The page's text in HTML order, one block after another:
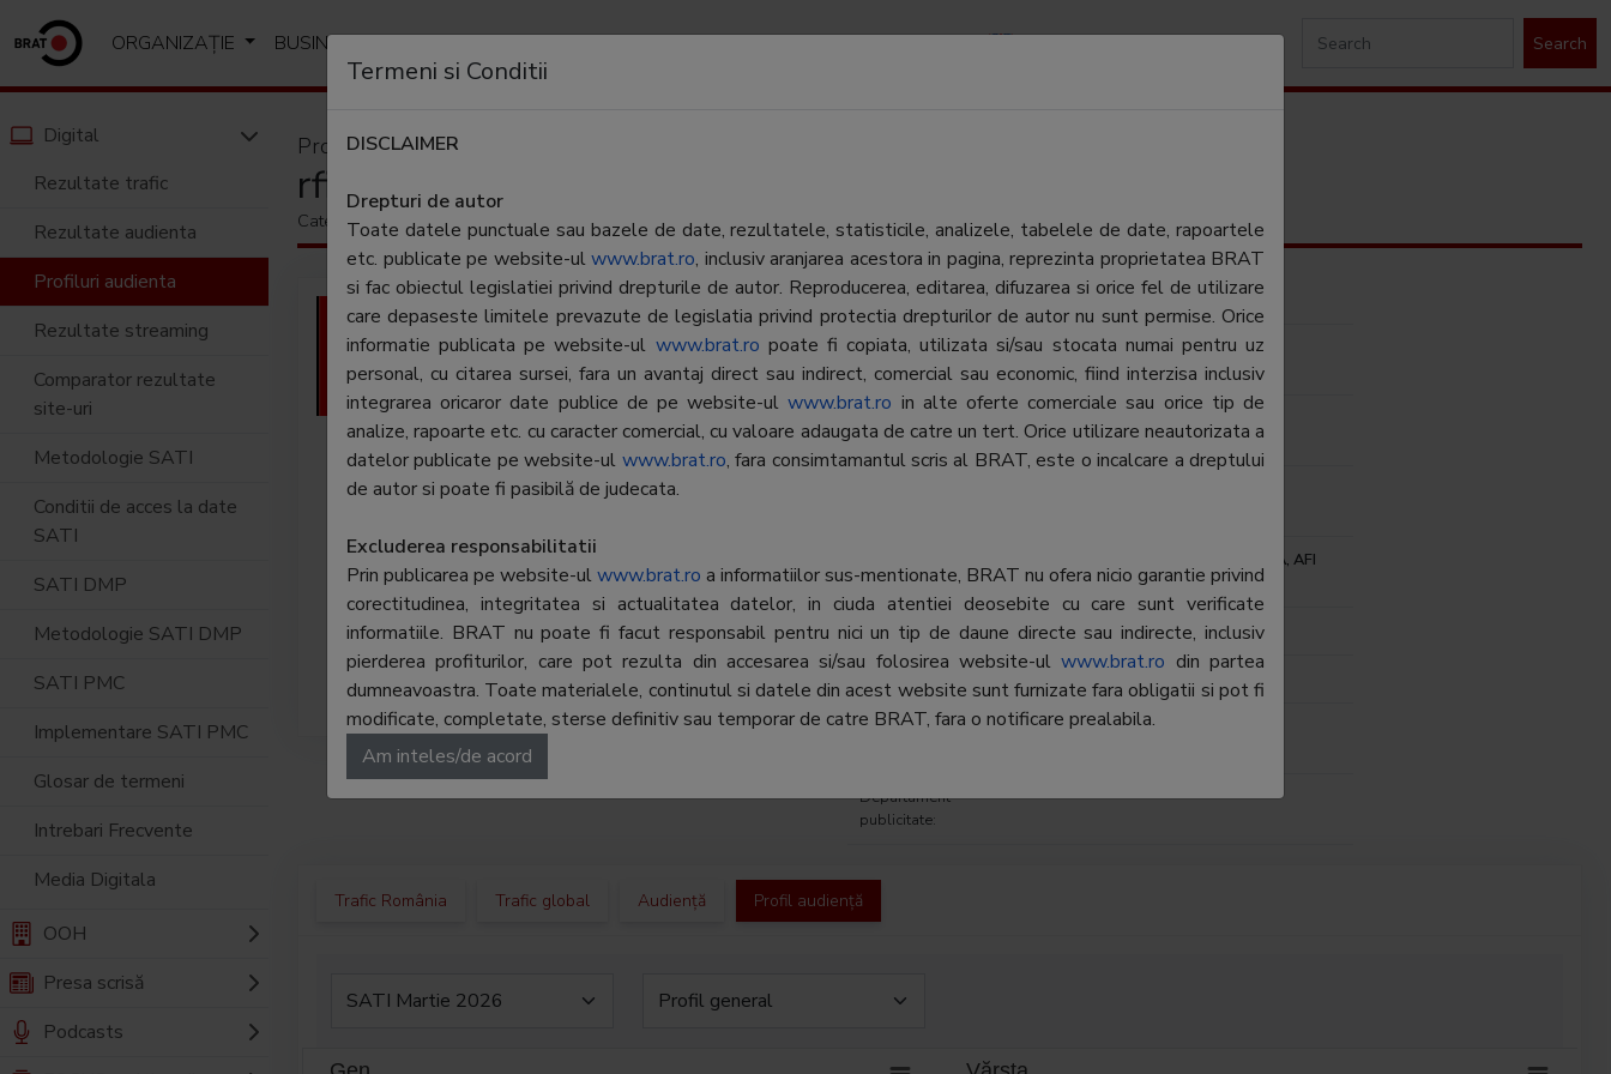
ORGANIZAȚIE BUSINESS ANALIZE SI RAPOARTE NEWSLETTERS CONTACTE LOGIN Search
Digital
Rezultate trafic
Rezultate audienta
Profiluri audienta
Rezultate streaming
Comparator rezultate
site-uri
Metodologie SATI
Conditii de acces la date
SATI
SATI DMP
Metodologie SATI DMP
SATI PMC
Implementare SATI PMC
Glosar de termeni
Intrebari Frecvente
Media Digitala
OOH
Presa scrisă
Podcasts
Profil audiență
rfi.fr/ro
Categorie:Stiri si analize
Filiala romana a Radio France
Internationale. Actualitati si muzica.
Acces simplu la informatie in formatul
dorit. Emisiuni radio, audio si video,
RSS si Podcast. Acces la o analiza
independenta, privind cauzele unui
eveniment si consecintele sale
Stirile si analizele sunt accesibile
pentru toti cei care doresc sa fie la
curent si sa inteleaga ce este
important in actualitate. Continut
bogat si informatii prezentate in mod
concis si accesibil.
Editor: Radio France Internationale Romania SRL
Contractor
SATI:
Radio France Internationale Romania SRL
general:
Bucuresti, Bdul Tudor Vladimirescu nr. 29A, AFI
TECH PARK 2, et.6, 050881, Sector 5
Telefon: 021-318.40.44
E-mail: cornel.ion@rfi.ro
Regie
-
Departament
publicitate:
-
Trafic România Trafic global Audiență Profil audiență
Termeni si Conditii
DISCLAIMER
Drepturi de autor
Toate datele punctuale sau bazele de date, rezultatele, statisticile, analizele, tabelele de date, rapoartele
etc. publicate pe website-ulwww.brat.ro, inclusiv aranjarea acestora in pagina, reprezinta proprietatea BRAT
si fac obiectul legislatiei privind drepturile de autor. Reproducerea, editarea, difuzarea si orice fel de utilizare
care depaseste limitele prevazute de legislatia privind protectia drepturilor de autor nu sunt permise. Orice
informatie publicata pe website-ul www.brat.ro poate fi copiata, utilizata si/sau stocata numai pentru uz
personal, cu citarea sursei, fara un avantaj direct sau indirect, comercial sau economic, fiind interzisa inclusiv
integrarea oricaror date publice de pe website-ulwww.brat.ro in alte oferte comerciale sau orice tip de
analize, rapoarte etc. cu caracter comercial, cu valoare adaugata de catre un tert. Orice utilizare neautorizata a
datelor publicate pe website-ul www.brat.ro, fara consimtamantul scris al BRAT, este o incalcare a dreptului
de autor si poate fi pasibilă de judecata.
Excluderea responsabilitatii
Prin publicarea pe website-ulwww.brat.ro a informatiilor sus-mentionate, BRAT nu ofera nicio garantie privind
corectitudinea, integritatea si actualitatea datelor, in ciuda atentiei deosebite cu care sunt verificate
informatiile. BRAT nu poate fi facut responsabil pentru nici un tip de daune directe sau indirecte, inclusiv
pierderea profiturilor, care pot rezulta din accesarea si/sau folosirea website-ulwww.brat.ro din partea
dumneavoastra. Toate materialele, continutul si datele din acest website sunt furnizate fara obligatii si pot fi
modificate, completate, sterse definitiv sau temporar de catre BRAT, fara o notificare prealabila.
Am inteles/de acord